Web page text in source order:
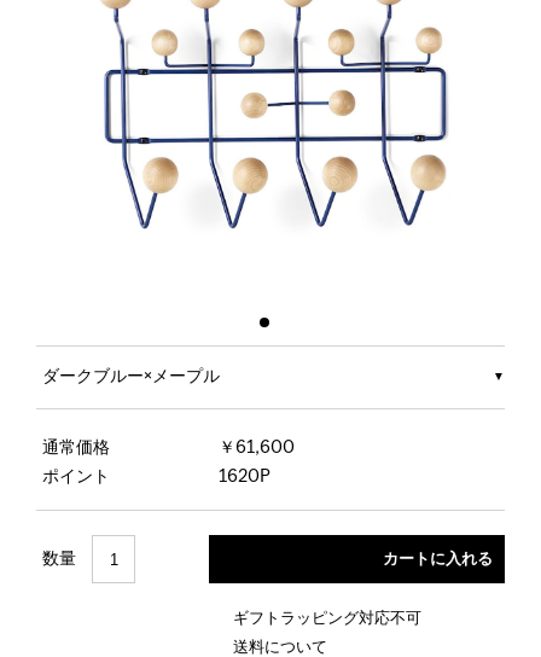
ダークブルー×メープル
通常価格
￥61,600
ポイント
1620P
数量
ギフトラッピング対応不可
送料について